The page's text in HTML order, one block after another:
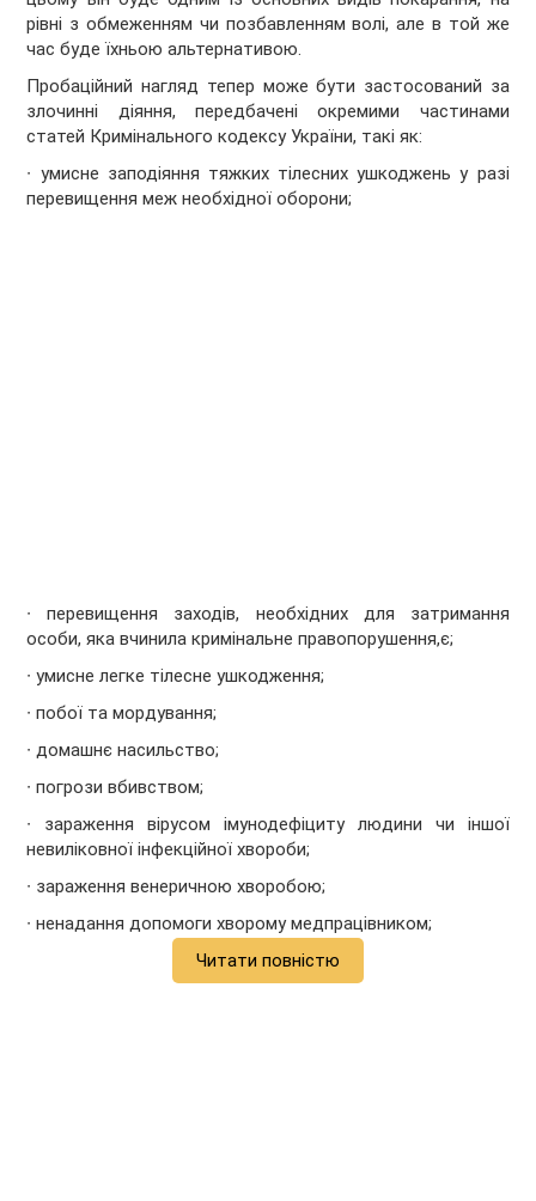
рівні з обмеженням чи позбавленням волі, але в той же
час буде їхньою альтернативою.
Пробаційний нагляд тепер може бути застосований за
злочинні діяння, передбачені окремими частинами
статей Кримінального кодексу України, такі як:
∙ умисне заподіяння тяжких тілесних ушкоджень у разі
перевищення меж необхідної оборони;
∙ перевищення заходів, необхідних для затримання
особи, яка вчинила кримінальне правопорушення,є;
∙ умисне легке тілесне ушкодження;
∙ побої та мордування;
∙ домашнє насильство;
∙ погрози вбивством;
∙ зараження вірусом імунодефіциту людини чи іншої
невиліковної інфекційної хвороби;
∙ зараження венеричною хворобою;
∙ ненадання допомоги хворому медпрацівником;
Читати повністю